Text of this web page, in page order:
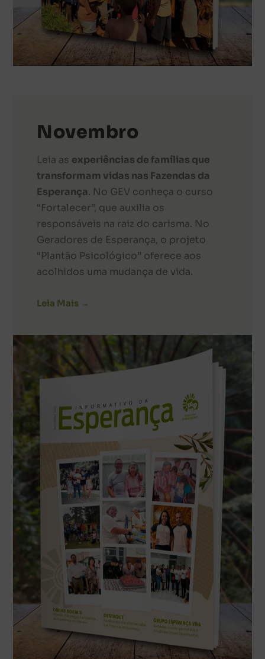
Novembro
Leia as experiências de famílias que
transformam vidas nas Fazendas da
Esperança. No GEV conheça o curso
“Fortalecer”, que auxilia os
responsáveis na raiz do carisma. No
Geradores de Esperança, o projeto
“Plantão Psicológico” oferece aos
acolhidos uma mudança de vida.
Leia Mais →